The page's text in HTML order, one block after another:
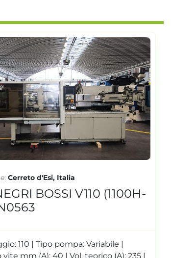
Posizione
2017 NEGRI BOSSI EOS
350 IN0617
Tonnellaggio: 110 | Tipo pompa:
pompa: servopompa | Diametro